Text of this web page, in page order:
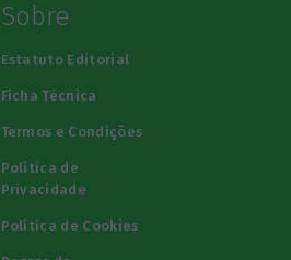
Sobre
Estatuto Editorial
Ficha Técnica
Termos e Condições
Política de
Privacidade
Política de Cookies